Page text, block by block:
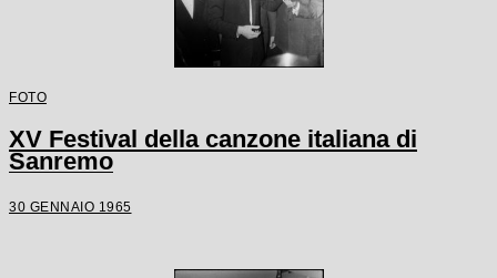
FOTO
XV Festival della canzone italiana di
Sanremo
30 GENNAIO 1965